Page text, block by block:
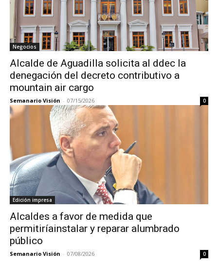
Negocios
Alcalde de Aguadilla solicita al ddec la
denegación del decreto contributivo a
mountain air cargo
Semanario Visión - 07/15/2026 0
Edición impresa
Alcaldes a favor de medida que
permitiríainstalar y reparar alumbrado
público
Semanario Visión - 07/08/2026 0